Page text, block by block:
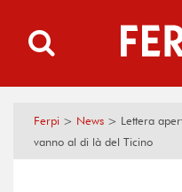
Ferpi > News > Lettera
vanno al di là del Ticino